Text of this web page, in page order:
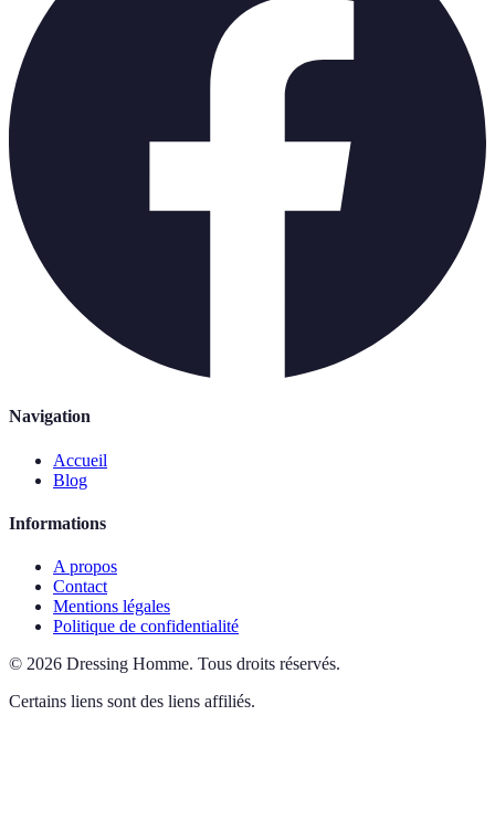
Navigation
Accueil
Blog
Informations
A propos
Contact
Mentions légales
Politique de confidentialité
© 2026 Dressing Homme. Tous droits réservés.
Certains liens sont des liens affiliés.